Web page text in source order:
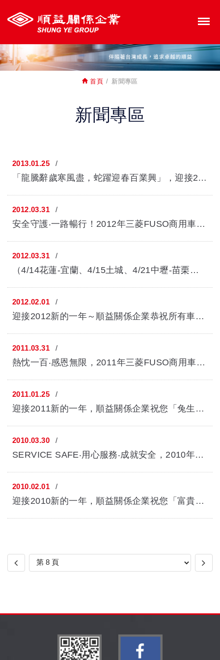
首頁 新聞專區
新聞專區
2013.01.25
「龍騰辭歲寒風盡，蛇躍迎春百業興」，迎接2013癸巳新的一年，順益關係企...
2012.03.31
安全守護‧一路暢行！2012年三菱FUSO商用車巡迴展服務廠同步優惠實施！（...
2012.03.31
（4/14花蓮-宜蘭、4/15土城、4/21中壢-苗栗、4/22台中、4/28嘉義-台南、4...
2012.02.01
迎接2012新的一年～順益關係企業恭祝所有車主「祥龍獻瑞‧行車平安」， 在...
2011.03.31
熱忱一百‧感恩無限，2011年三菱FUSO商用車巡迴展 感恩登場！（4/15高雄仁...
2011.01.25
迎接2011新的一年，順益關係企業祝您「兔生瑞氣‧鴻兔大展」， 在新的一年...
2010.03.30
SERVICE SAFE‧用心服務‧成就安全，2010年三菱FUSO商用車巡迴展 安心登場...
2010.02.01
迎接2010新的一年，順益關係企業祝您「富貴臨門、幸福滿載」， 在新的一年...